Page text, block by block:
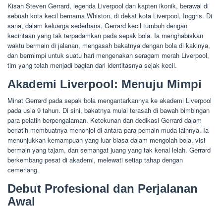
Kisah Steven Gerrard, legenda Liverpool dan kapten ikonik, berawal di
sebuah kota kecil bernama Whiston, di dekat kota Liverpool, Inggris. Di
sana, dalam keluarga sederhana, Gerrard kecil tumbuh dengan
kecintaan yang tak terpadamkan pada sepak bola. Ia menghabiskan
waktu bermain di jalanan, mengasah bakatnya dengan bola di kakinya,
dan bermimpi untuk suatu hari mengenakan seragam merah Liverpool,
tim yang telah menjadi bagian dari identitasnya sejak kecil.
Akademi Liverpool: Menuju Mimpi
Minat Gerrard pada sepak bola mengantarkannya ke akademi Liverpool
pada usia 9 tahun. Di sini, bakatnya mulai terasah di bawah bimbingan
para pelatih berpengalaman. Ketekunan dan dedikasi Gerrard dalam
berlatih membuatnya menonjol di antara para pemain muda lainnya. Ia
menunjukkan kemampuan yang luar biasa dalam mengolah bola, visi
bermain yang tajam, dan semangat juang yang tak kenal lelah. Gerrard
berkembang pesat di akademi, melewati setiap tahap dengan
cemerlang.
Debut Profesional dan Perjalanan
Awal